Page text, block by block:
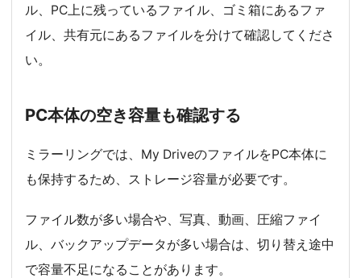
ル、PC上に残っているファイル、ゴミ箱にあるファ
イル、共有元にあるファイルを分けて確認してくださ
い。
PC本体の空き容量も確認する
ミラーリングでは、My DriveのファイルをPC本体に
も保持するため、ストレージ容量が必要です。
ファイル数が多い場合や、写真、動画、圧縮ファイ
ル、バックアップデータが多い場合は、切り替え途中
で容量不足になることがあります。